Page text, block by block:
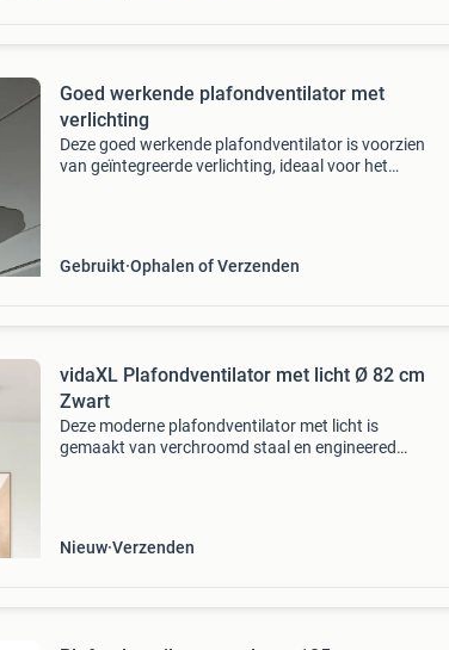
Goed werkende plafondventilator met
verlichting
Deze goed werkende plafondventilator is voorzien
van geïntegreerde verlichting, ideaal voor het
Gebruikt Ophalen of Verzenden
vidaXL Plafondventilator met licht Ø 82 cm
Zwart
Deze moderne plafondventilator met licht is
gemaakt van verchroomd staal en engineered
Nieuw Verzenden